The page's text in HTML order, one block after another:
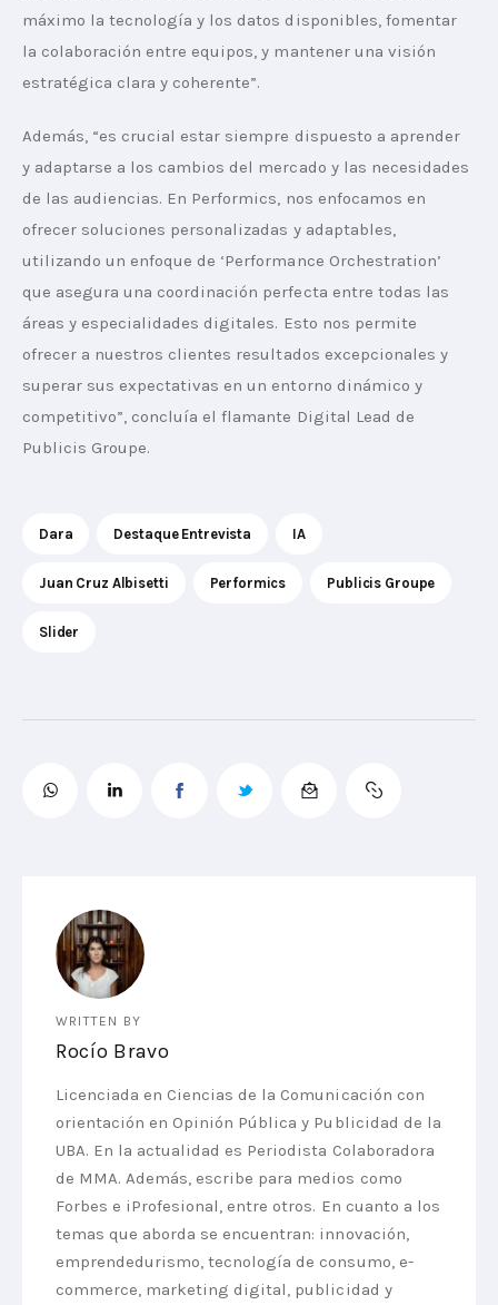
máximo la tecnología y los datos disponibles, fomentar
la colaboración entre equipos, y mantener una visión
estratégica clara y coherente”.
Además, “es crucial estar siempre dispuesto a aprender
y adaptarse a los cambios del mercado y las necesidades
de las audiencias. En Performics, nos enfocamos en
ofrecer soluciones personalizadas y adaptables,
utilizando un enfoque de ‘Performance Orchestration’
que asegura una coordinación perfecta entre todas las
áreas y especialidades digitales. Esto nos permite
ofrecer a nuestros clientes resultados excepcionales y
superar sus expectativas en un entorno dinámico y
competitivo”, concluía el flamante Digital Lead de
Publicis Groupe.
Dara Destaque Entrevista IA
Juan Cruz Albisetti Performics Publicis Groupe
Slider
WRITTEN BY
Rocío Bravo
Licenciada en Ciencias de la Comunicación con
orientación en Opinión Pública y Publicidad de la
UBA. En la actualidad es Periodista Colaboradora
de MMA. Además, escribe para medios como
Forbes e iProfesional, entre otros. En cuanto a los
temas que aborda se encuentran: innovación,
emprendedurismo, tecnología de consumo, e-
commerce, marketing digital, publicidad y